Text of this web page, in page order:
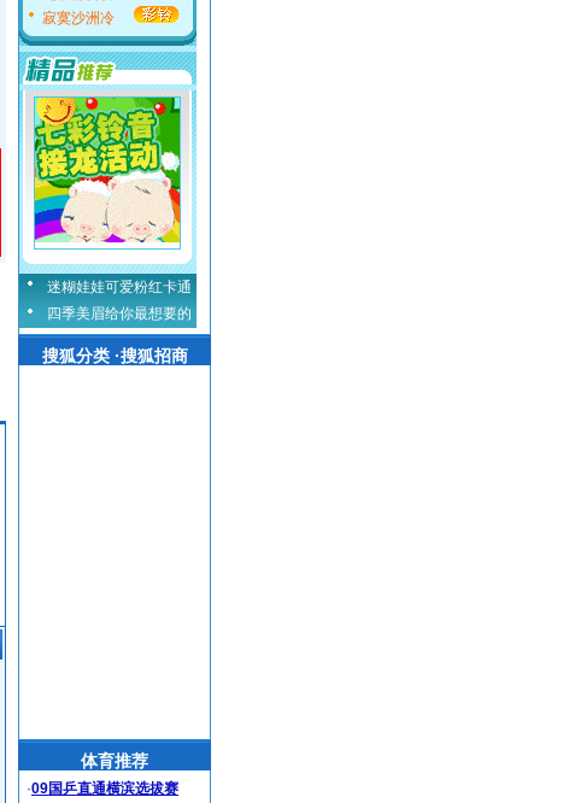
寂寞沙洲冷
迷糊娃娃可爱粉红卡通
四季美眉给你最想要的
搜狐分类 ·搜狐招商
体育推荐
·09国乒直通横滨选拔赛